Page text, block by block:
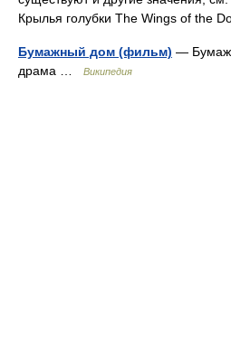
Крылья голубки The Wings of the
Бумажный дом (фильм) —
драма …
Википедия